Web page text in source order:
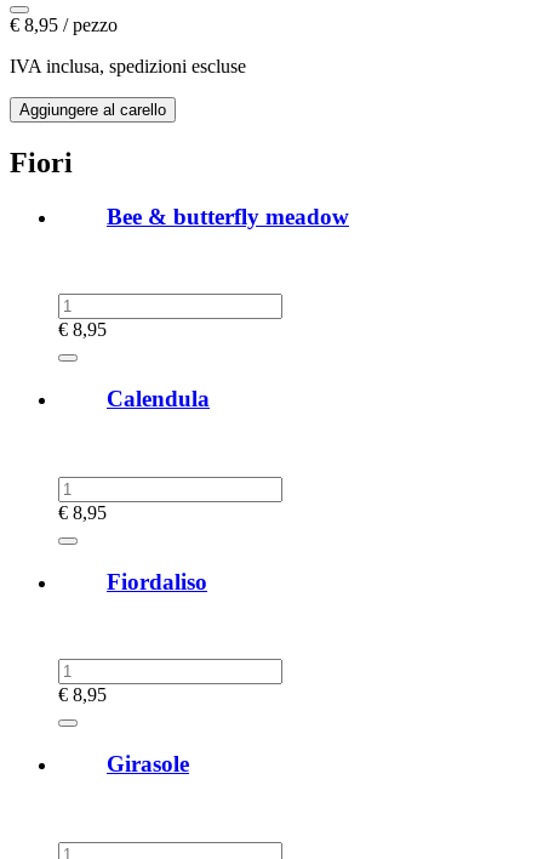
€ 8,95 / pezzo
IVA inclusa, spedizioni escluse
Fiori
Bee & butterfly meadow
€ 8,95
Calendula
€ 8,95
Fiordaliso
€ 8,95
Girasole